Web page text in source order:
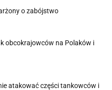
o zabójstwo
obcokrajowców na Polaków i
atakować części tankowców i